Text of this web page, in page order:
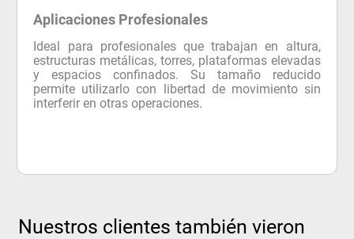
Aplicaciones Profesionales
Ideal para profesionales que trabajan en altura,
estructuras metálicas, torres, plataformas elevadas
y espacios confinados. Su tamaño reducido
permite utilizarlo con libertad de movimiento sin
interferir en otras operaciones.
Nuestros clientes también vieron